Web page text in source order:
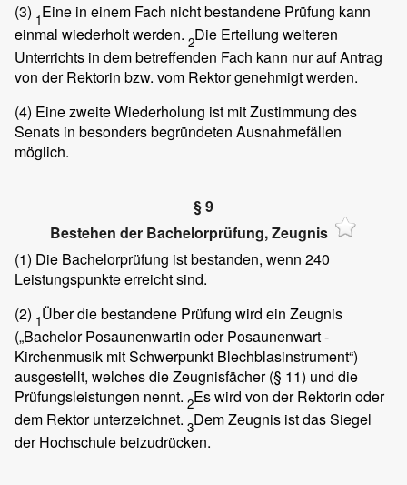
(3) 1Eine in einem Fach nicht bestandene Prüfung kann
einmal wiederholt werden. 2Die Erteilung weiteren
Unterrichts in dem betreffenden Fach kann nur auf Antrag
von der Rektorin bzw. vom Rektor genehmigt werden.
(4) Eine zweite Wiederholung ist mit Zustimmung des
Senats in besonders begründeten Ausnahmefällen
möglich.
§ 9
Bestehen der Bachelorprüfung, Zeugnis
(1) Die Bachelorprüfung ist bestanden, wenn 240
Leistungspunkte erreicht sind.
(2) 1Über die bestandene Prüfung wird ein Zeugnis
(„Bachelor Posaunenwartin oder Posaunenwart -
Kirchenmusik mit Schwerpunkt Blechblasinstrument“)
ausgestellt, welches die Zeugnisfächer (§ 11) und die
Prüfungsleistungen nennt. 2Es wird von der Rektorin oder
dem Rektor unterzeichnet. 3Dem Zeugnis ist das Siegel
der Hochschule beizudrücken.